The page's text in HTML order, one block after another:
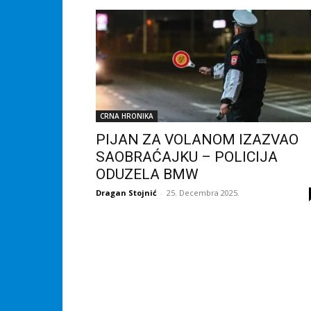
CRNA HRONIKA
PIJAN ZA VOLANOM IZAZVAO
SAOBRAĆAJKU – POLICIJA
ODUZELA BMW
Dragan Stojnić - 25. Decembra 2025.